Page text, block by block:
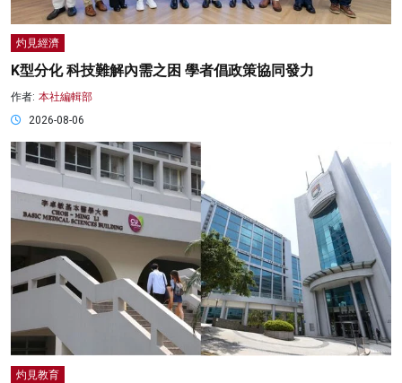
灼見經濟
K型分化 科技難解內需之困 學者倡政策協同發力
作者: 本社編輯部
2026-08-06
灼見教育